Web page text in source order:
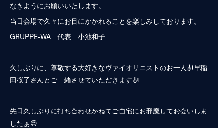
なきようにお願いいたします。
当日会場で久々にお目にかかれることを楽しみしております。
GRUPPE-WA 代表 小池和子
久しぶりに、尊敬する大好きなヴァイオリニストのお一人🎻早稲
田桜子さんとご一緒させていただきます🎻
先日久しぶりに打ち合わせかねてご自宅にお邪魔してお会いしま
したぁ😍